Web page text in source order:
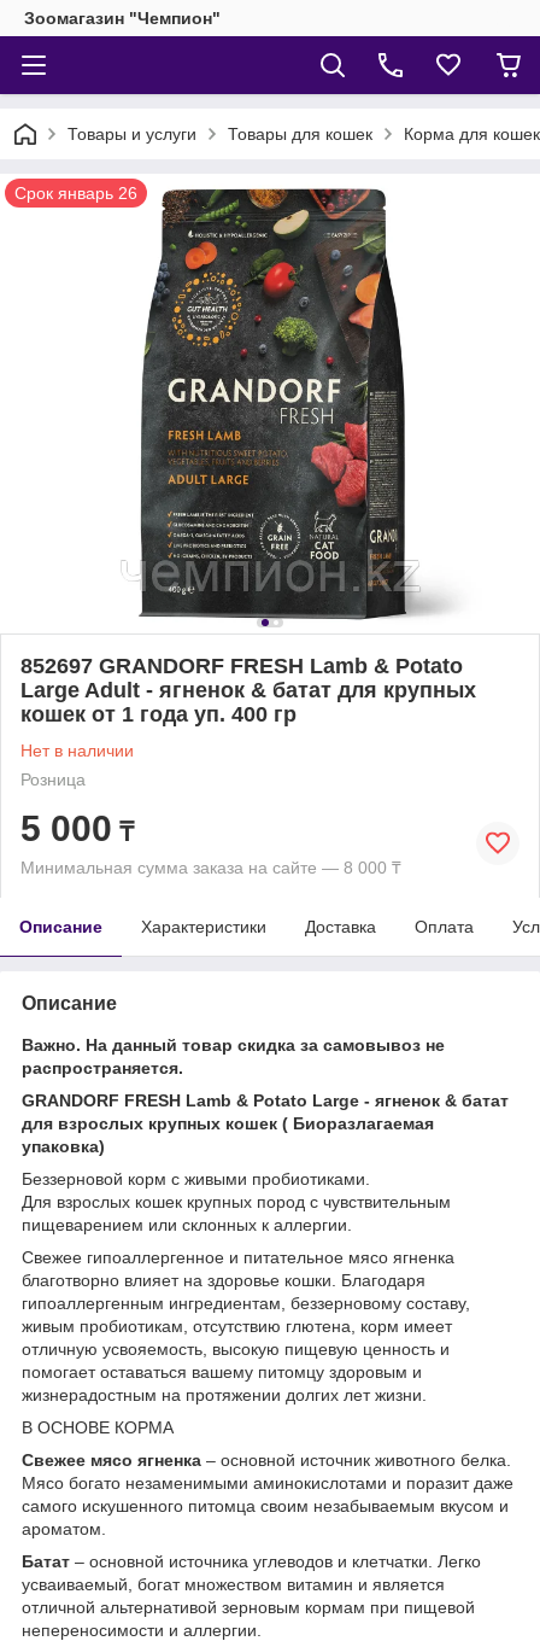
Зоомагазин "Чемпион"
Товары и услуги Товары для кошек Корма для кошек
Срок январь 26
852697 GRANDORF FRESH Lamb & Potato
Large Adult - ягненок & батат для крупных
кошек от 1 года уп. 400 гр
Нет в наличии
Розница
5 000 ₸
Минимальная сумма заказа на сайте — 8 000 ₸
Описание Характеристики Доставка Оплата
Описание
Важно. На данный товар скидка за самовывоз не
распространяется.
GRANDORF FRESH Lamb & Potato Large - ягненок & батат
для взрослых крупных кошек ( Биоразлагаемая
упаковка)
Беззерновой корм с живыми пробиотиками.
Для взрослых кошек крупных пород с чувствительным
пищеварением или склонных к аллергии.
Свежее гипоаллергенное и питательное мясо ягненка
благотворно влияет на здоровье кошки. Благодаря
гипоаллергенным ингредиентам, беззерновому составу,
живым пробиотикам, отсутствию глютена, корм имеет
отличную усвояемость, высокую пищевую ценность и
помогает оставаться вашему питомцу здоровым и
жизнерадостным на протяжении долгих лет жизни.
В ОСНОВЕ КОРМА
Свежее мясо ягненка – основной источник животного белка.
Мясо богато незаменимыми аминокислотами и поразит даже
самого искушенного питомца своим незабываемым вкусом и
ароматом.
Батат – основной источника углеводов и клетчатки. Легко
усваиваемый, богат множеством витамин и является
отличной альтернативой зерновым кормам при пищевой
непереносимости и аллергии.